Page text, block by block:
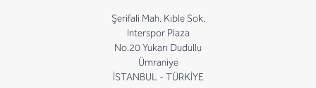
Şerifali Mah. Kıble Sok.
Interspor Plaza
No.20 Yukarı Dudullu
Ümraniye
İSTANBUL - TÜRKİYE